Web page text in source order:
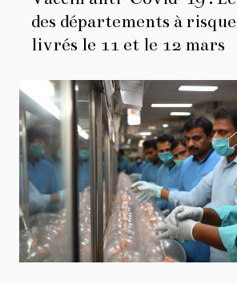
des départements à
livrés le 11 et le 12 mars